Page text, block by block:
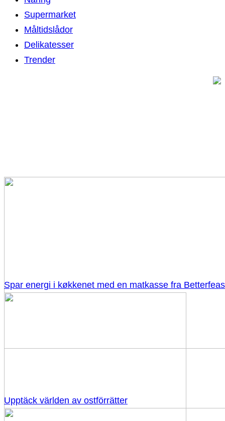
Supermarket
Måltidslådor
Delikatesser
Trender
Spar energi i køkkenet med en matkasse fra
Upptäck världen av ostförrätter